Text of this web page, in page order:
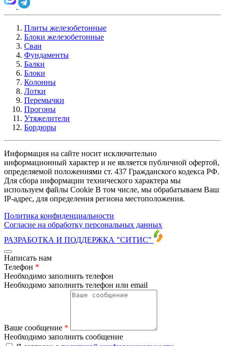
Плиты железобетонные
Блоки железобетонные
Сваи
Фундаменты
Балки
Блоки
Колонны
Лотки
Перемычки
Прогоны
Утяжелители
Бордюры
Информация на сайте носит исключительно
информационный характер и не является публичной офертой,
определяемой положениями ст. 437 Гражданского кодекса РФ.
Для сбора информации технического характера мы
используем файлы Cookie В том числе, мы обрабатываем Ваш
IP-адрес, для определения региона местоположения.
Политика конфиденциальности
Согласие на обработку персональных данных
РАЗРАБОТКА И ПОДДЕРЖКА "СИТИС"
Написать нам
Телефон *
Необходимо заполнить телефон
Необходимо заполнить телефон или email
Ваше сообщение *
Необходимо заполнить сообщение